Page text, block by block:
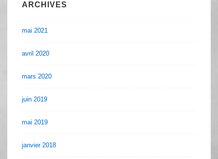
ARCHIVES
mai 2021
avril 2020
mars 2020
juin 2019
mai 2019
janvier 2018